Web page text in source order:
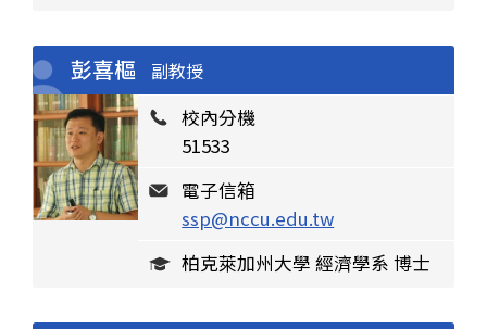
彭喜樞 副教授
校內分機
51533
電子信箱
ssp@nccu.edu.tw
柏克萊加州大學 經濟學系 博士